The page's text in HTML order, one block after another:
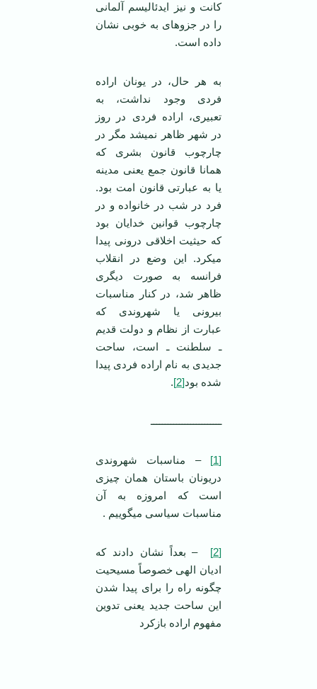
کانت و نیز ایدئالیسم آلمانی
را در جزوه­ای به خوبی نشان
داده است.
به هر حال، در یونان اراده
فردی وجود نداشت، به
تعبیری، اراده فردی در روز
در شهر ظاهر نمی­شد مگر در
چارچوب قانون بشری که
همانا قانون جمع یعنی مدینه
یا به عبارتی قانون امت بود.
فرد در شب در خانواده و در
چارچوب قوانین خدایان بود
که حیثیت اخلاقی درونی پیدا
می­کرد. این وضع در انقلاب
فرانسه به صورت دیگری
ظاهر شد، در کنار مناسبات
بیرونی یا شهروندی که
عبارت از نظام و دولت قدیم
ـ سلطنت ـ است، ساحت
جدیدی به نام اراده فردی پیدا
شده بود[2]
.
ـــــــــــــــــــــــــ
[1]
– مناسبات شهروندی
دریونان باستان همان چیزی
است که امروزه به آن
مناسبات سیاسی می­گوییم .
[2]
– بعداً نشان دادند که
ادیان الهی خصوصاً مسیحیت
چگونه راه را برای پیدا شدن
این ساحت جدید یعنی تدوین
مفهوم اراده بازکرد